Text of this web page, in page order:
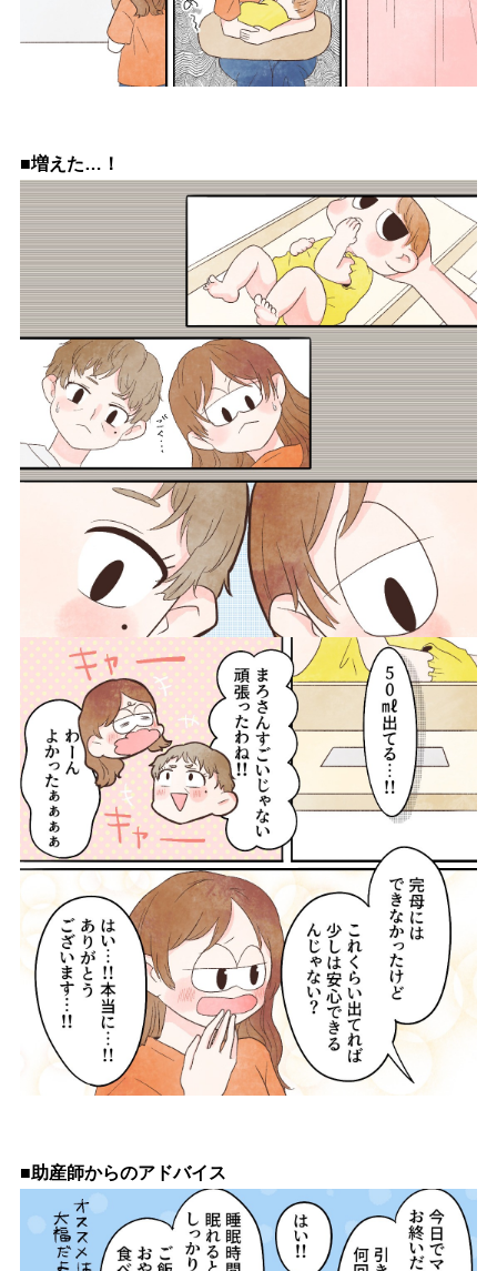
■増えた…！
■助産師からのアドバイス